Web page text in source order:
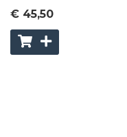
€ 45,50